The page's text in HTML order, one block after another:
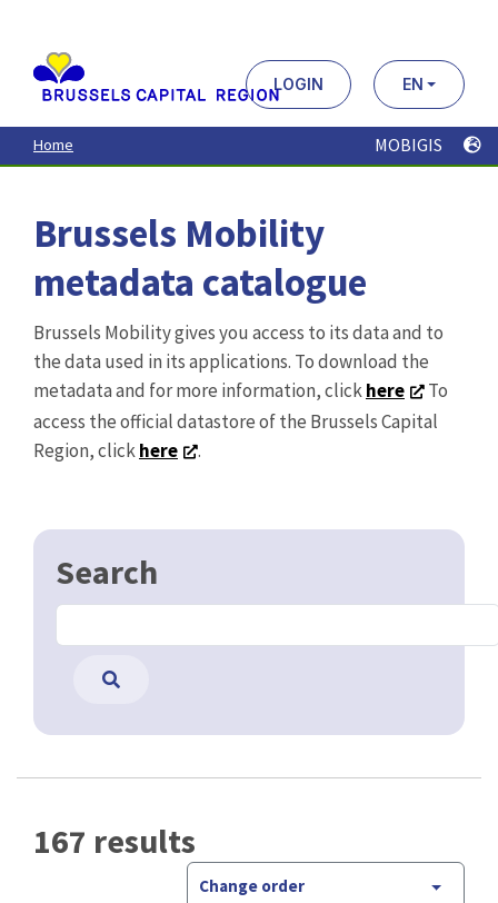
contenu
principal
LOGIN EN
Home MOBIGIS
Brussels Mobility
metadata catalogue
Brussels Mobility gives you access to its data and to
the data used in its applications. To download the
metadata and for more information, clickhere
To
access the official datastore of the Brussels Capital
Region, clickhere .
Search
167 results
Change order